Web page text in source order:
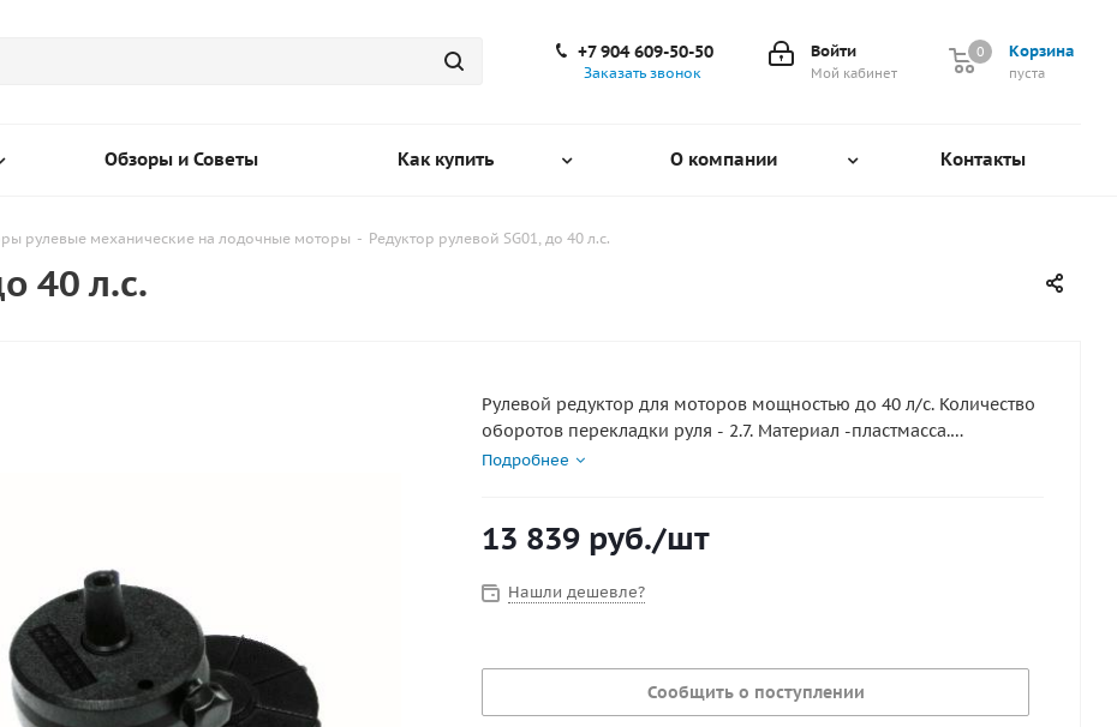
Корзина
0
пуста
0
Войти
Мой кабинет
+7 904 609-50-50
Заказать звонок
Обзоры и Советы Как купить О компании Контакты
рулевые механические на лодочные моторы - Редуктор рулевой SG01, до 40 л.с.
40 л.с.
Рулевой редуктор для моторов мощностью до 40 л/с. Количество
оборотов перекладки руля - 2.7. Материал -пластмасса.
Совместим с рулевыми тросами T01, M58. Поставляется с
Подробнее
13 839 руб./шт
Нашли дешевле?
Сообщить о поступлении